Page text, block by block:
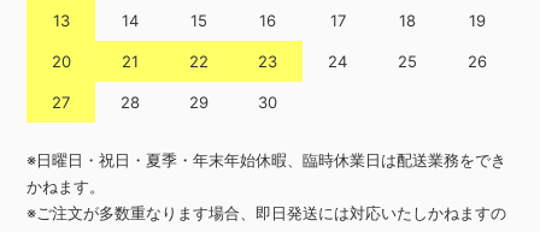
13 14 15 16 17 18 19
20 21 22 23 24 25 26
27 28 29 30
※日曜日・祝日・夏季・年末年始休暇、臨時休業日は配送業務をでき
かねます。
※ご注文が多数重なります場合、即日発送には対応いたしかねますの